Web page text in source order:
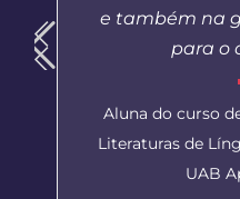
e também na
para o
Aluna do curso
Literaturas de
UAB